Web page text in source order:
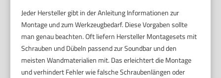
Jeder Hersteller gibt in der Anleitung Informationen zur
Montage und zum Werkzeugbedarf. Diese Vorgaben sollte
man genau beachten. Oft liefern Hersteller Montagesets mit
Schrauben und Dübeln passend zur Soundbar und den
meisten Wandmaterialien mit. Das erleichtert die Montage
und verhindert Fehler wie falsche Schraubenlängen oder